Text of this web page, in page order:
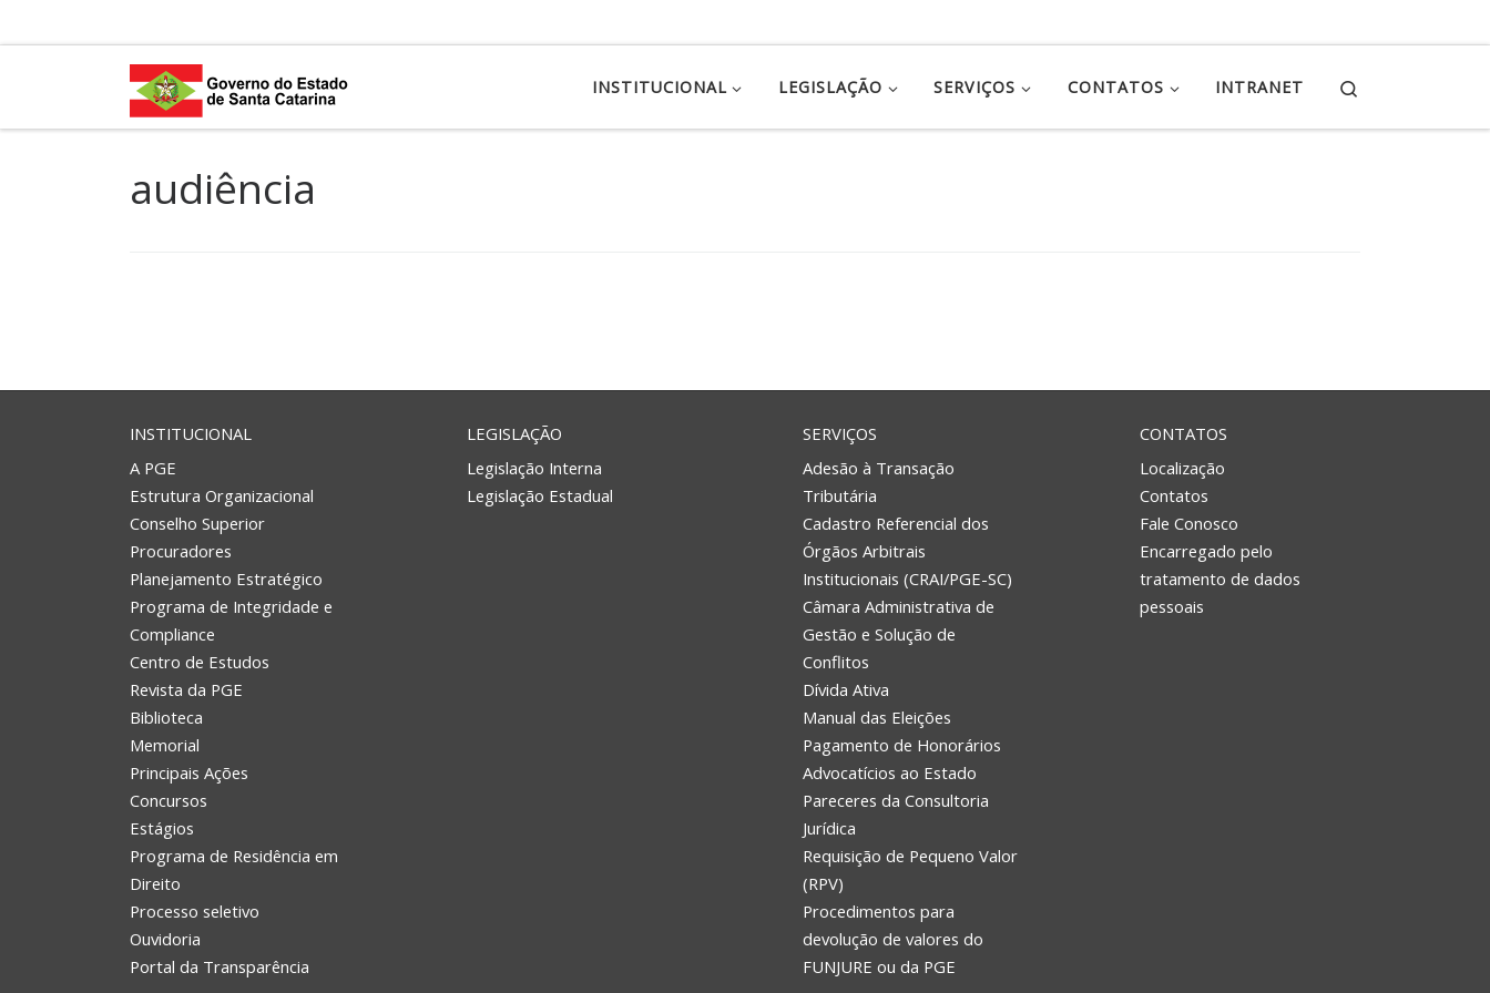
INSTITUCIONAL LEGISLAÇÃO SERVIÇOS CONTATOS INTRANET
audiência
INSTITUCIONAL
A PGE
Estrutura Organizacional
Conselho Superior
Procuradores
Planejamento Estratégico
Programa de Integridade e
Compliance
Centro de Estudos
Revista da PGE
Biblioteca
Memorial
Principais Ações
Concursos
Estágios
Programa de Residência em
Direito
Processo seletivo
Ouvidoria
Portal da Transparência
LEGISLAÇÃO
Legislação Interna
Legislação Estadual
SERVIÇOS
Adesão à Transação
Tributária
Cadastro Referencial dos
Órgãos Arbitrais
Institucionais (CRAI/PGE-SC)
Câmara Administrativa de
Gestão e Solução de
Conflitos
Dívida Ativa
Manual das Eleições
Pagamento de Honorários
Advocatícios ao Estado
Pareceres da Consultoria
Jurídica
Requisição de Pequeno Valor
(RPV)
Procedimentos para
devolução de valores do
FUNJURE ou da PGE
CONTATOS
Localização
Contatos
Fale Conosco
Encarregado pelo
tratamento de dados
pessoais